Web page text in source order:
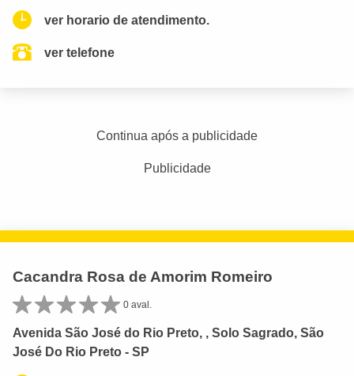
ver horario de atendimento.
ver telefone
Continua após a publicidade
Publicidade
Cacandra Rosa de Amorim Romeiro
0 aval.
Avenida São José do Rio Preto, , Solo Sagrado, São
José Do Rio Preto - SP